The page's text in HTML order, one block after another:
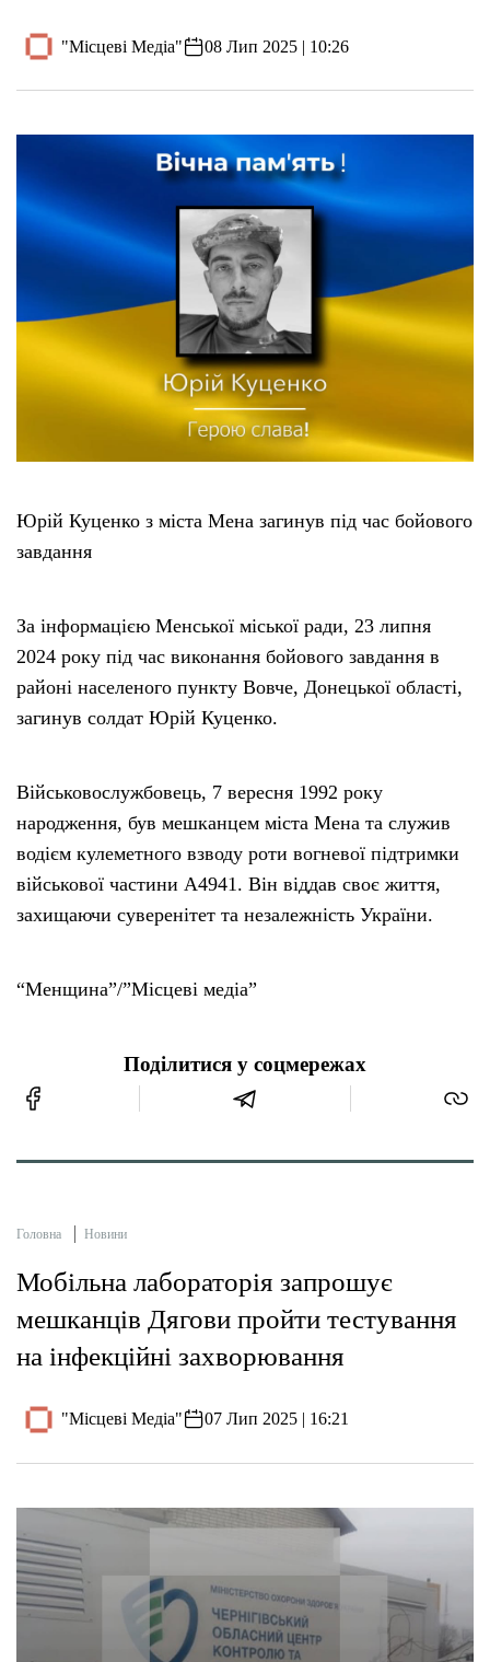
"Місцеві Медіа" 08 Лип 2025 | 10:26
Юрій Куценко з міста Мена загинув під час бойового
завдання
За інформацією Менської міської ради, 23 липня
2024 року під час виконання бойового завдання в
районі населеного пункту Вовче, Донецької області,
загинув солдат Юрій Куценко.
Військовослужбовець, 7 вересня 1992 року
народження, був мешканцем міста Мена та служив
водієм кулеметного взводу роти вогневої підтримки
військової частини А4941. Він віддав своє життя,
захищаючи суверенітет та незалежність України.
“Менщина”/”Місцеві медіа”
Поділитися у соцмережах
Головна Новини
Мобільна лабораторія запрошує
мешканців Дягови пройти тестування
на інфекційні захворювання
"Місцеві Медіа" 07 Лип 2025 | 16:21